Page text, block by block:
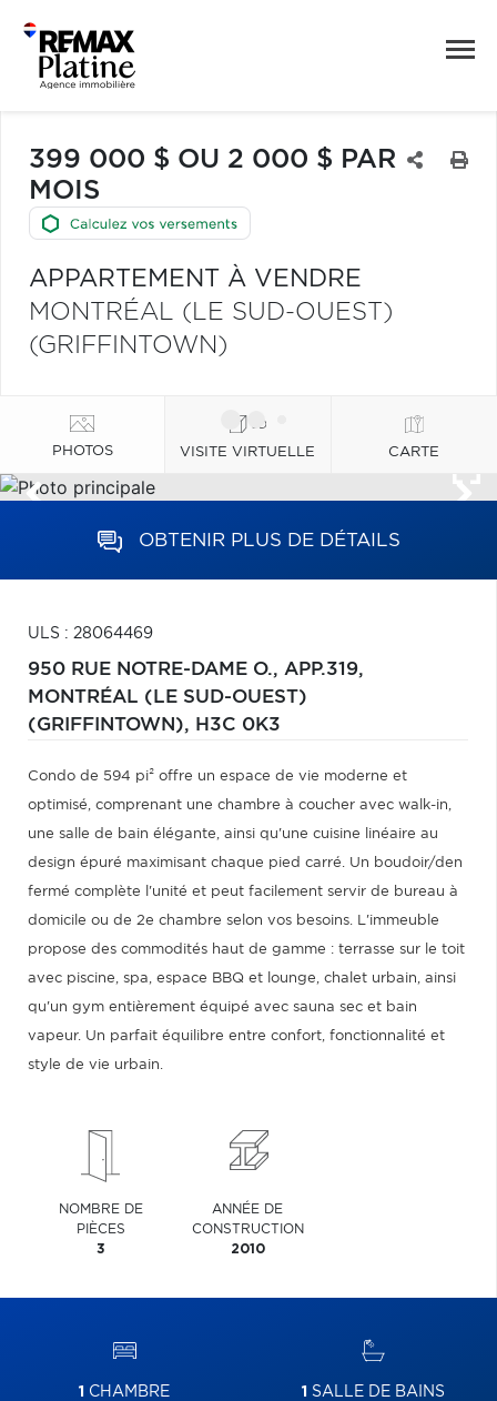
399 000 $ OU 2 000 $ PAR
MOIS
APPARTEMENT À VENDRE
MONTRÉAL (LE SUD-OUEST)
(GRIFFINTOWN)
PHOTOS VISITE VIRTUELLE CARTE
OBTENIR PLUS DE DÉTAILS
ULS : 28064469
950 RUE NOTRE-DAME O., APP.319,
MONTRÉAL (LE SUD-OUEST)
(GRIFFINTOWN), H3C 0K3
Condo de 594 pi² offre un espace de vie moderne et
optimisé, comprenant une chambre à coucher avec walk-in,
une salle de bain élégante, ainsi qu'une cuisine linéaire au
design épuré maximisant chaque pied carré. Un boudoir/den
fermé complète l'unité et peut facilement servir de bureau à
domicile ou de 2e chambre selon vos besoins. L'immeuble
propose des commodités haut de gamme : terrasse sur le toit
avec piscine, spa, espace BBQ et lounge, chalet urbain, ainsi
qu'un gym entièrement équipé avec sauna sec et bain
vapeur. Un parfait équilibre entre confort, fonctionnalité et
style de vie urbain.
NOMBRE DE
PIÈCES
3
ANNÉE DE
CONSTRUCTION
2010
1 CHAMBRE 1 SALLE DE BAINS